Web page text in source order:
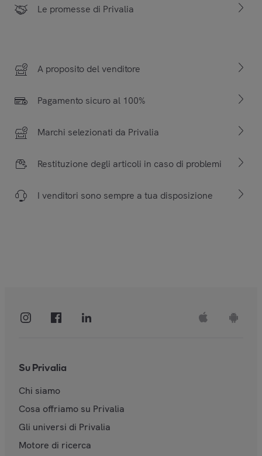
Le promesse di Privalia
A proposito del venditore
Pagamento sicuro al 100%
Marchi selezionati da Privalia
Restituzione degli articoli in caso di problemi
I venditori sono sempre a tua disposizione
Su Privalia
Chi siamo
Cosa offriamo su Privalia
Gli universi di Privalia
Motore di ricerca